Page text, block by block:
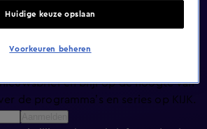
nieuwsbrief
en blijf op de hoogte van
de programma’s en series op KIJK.
Huidige keuze opslaan
Voorkeuren beheren